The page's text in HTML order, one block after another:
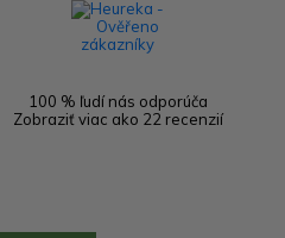
100 % ľudí nás odporúča
Zobraziť viac ako 22 recenzií